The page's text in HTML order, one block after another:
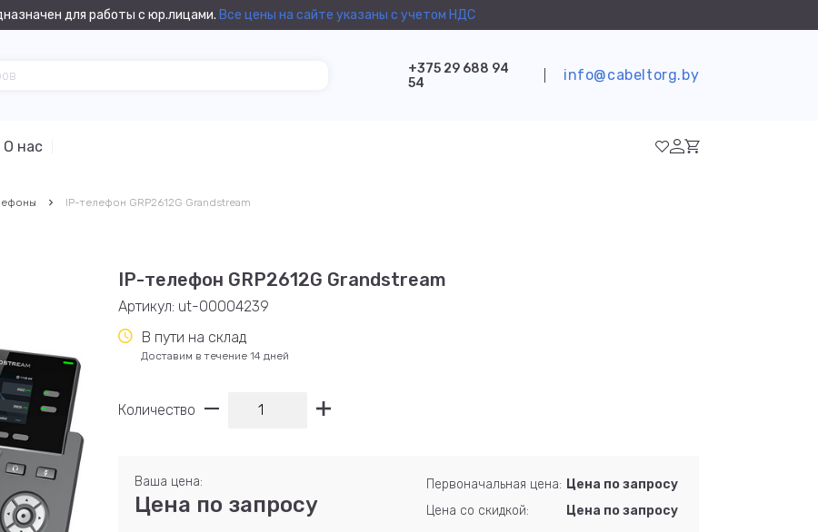
для работы с юр.лицами. Все цены на сайте указаны с учетом НДС
+375 29 688 94
54
info@cabeltorg.by
О нас
IP-телефон GRP2612G Grandstream
IP-телефон GRP2612G Grandstream
Артикул: ut-00004239
В пути на склад
Доставим в течение 14 дней
Количество
Ваша цена:
Цена по запросу
Первоначальная цена: Цена по запросу
Цена со скидкой:
Цена по запросу